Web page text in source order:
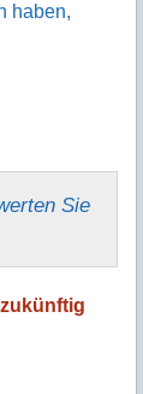
haben,
Sie